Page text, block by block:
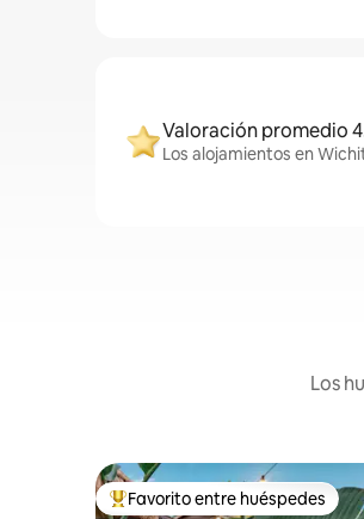
Valoración promedio
Los alojamientos en
Los
Favorito entre huéspedes
Favorito entre huéspedes